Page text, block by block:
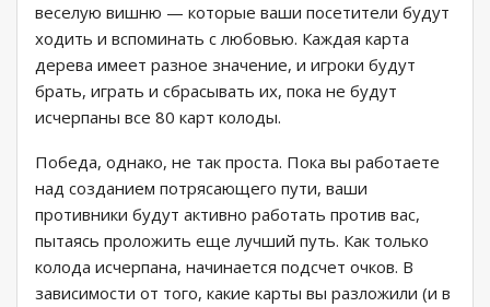
веселую вишню — которые ваши посетители будут
ходить и вспоминать с любовью. Каждая карта
дерева имеет разное значение, и игроки будут
брать, играть и сбрасывать их, пока не будут
исчерпаны все 80 карт колоды.
Победа, однако, не так проста. Пока вы работаете
над созданием потрясающего пути, ваши
противники будут активно работать против вас,
пытаясь проложить еще лучший путь. Как только
колода исчерпана, начинается подсчет очков. В
зависимости от того, какие карты вы разложили (и в